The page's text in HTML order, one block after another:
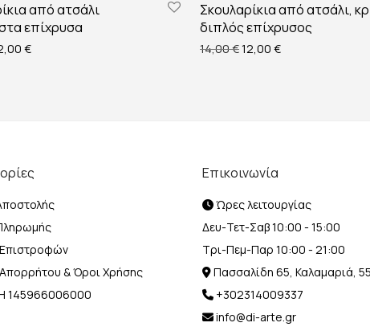
από ατσάλι
επίχρυσα
price was: 14,00 €.
€Η τρέχουσα τιμή είναι: 12,00 €.
Σκουλαρίκια από ατσάλι,
διπλός επίχρυσος
14,00€Original price was:
12,00 €Η τρέχουσα τιμή
Επιστροφών
Απορρήτου & Όροι Χρήσης
145966006000
Επικοινωνία
Ώρες λειτουργίας
Δευ-Τετ-Σαβ 10:00 - 15:00
Τρι-Πεμ-Παρ 10:00 - 21:00
Πασσαλίδη 65, Καλαμαριά,
+302314009337
info@di-arte.gr